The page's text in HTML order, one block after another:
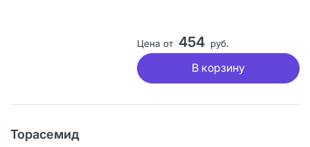
Цена от 454 руб.
В корзину
Торасемид